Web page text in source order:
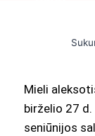
Mieli
birželio 27
seniūnijos